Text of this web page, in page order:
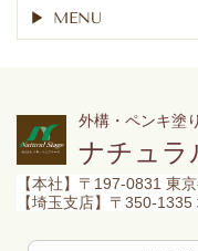
MENU
外構・ペンキ塗
ナチュラ
【本社】 〒197-0831 東
【埼玉支店】〒350-